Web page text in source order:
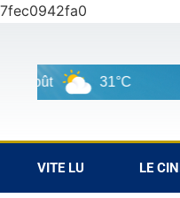
31°C
VITE LU LE